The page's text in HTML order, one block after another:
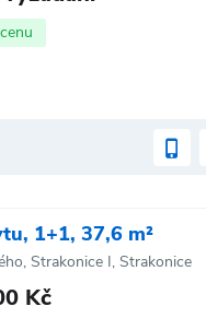
1+1, 37,6 m²
Strakonice I, Strakonice
Kč